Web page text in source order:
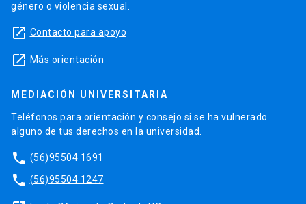
género o violencia sexual.
launch Contacto para apoyo
launch Más orientación
MEDIACIÓN UNIVERSITARIA
Teléfonos para orientación y consejo si se ha vulnerado
alguno de tus derechos en la universidad.
phone (56)95504 1691
phone (56)95504 1247